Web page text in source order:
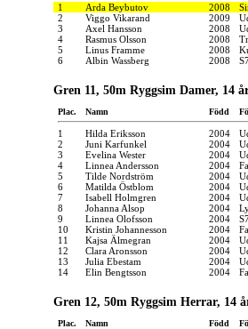
1 Arda Beybutov 2008
2
Viggo Vikarand 2009
3
Axel Hansson 2008
4
Rasmus Olsson 2008
5
Linus Framme 2008
6
Albin Wassberg 2008
Gren 11, 50m Ryggsim Damer, 14
Plac. Namn Född
1 Hilda Eriksson 2004
2
Juni Karfunkel 2004
3
Evelina Wester 2004
4
Linnea Andersson 2004
5
Tilde Nordström 2004
6
Matilda Östblom 2004
7
Isabell Holmgren 2004
8
Johanna Alsop 2004
9
Linnea Olofsson 2004
10
Kristin Johannesson 2004
11
Kajsa Älmegran 2004
12
Clara Aronsson 2004
13
Julia Ebestam 2004
14
Elin Bengtsson 2004
Gren 12, 50m Ryggsim Herrar, 14
Plac. Namn Född